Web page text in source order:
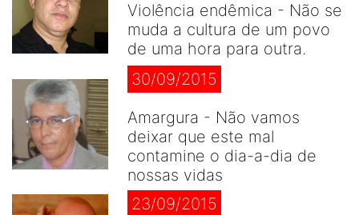
Violência endêmica - Não se
muda a cultura de um povo
de uma hora para outra.
30/09/2015
Amargura - Não vamos
deixar que este mal
contamine o dia-a-dia de
nossas vidas
23/09/2015